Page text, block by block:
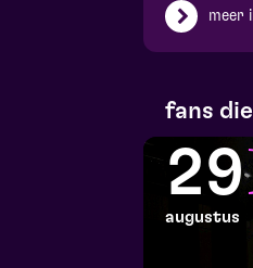
meer
fans
29
augustus